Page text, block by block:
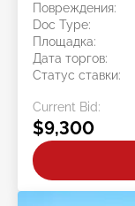
Повреждения:
Doc Type:
Площадка:
Дата торгов:
Статус ставки:
Current Bid:
$9,300